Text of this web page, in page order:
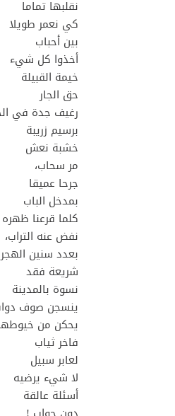
نقلبها تماما
كي نعمر طويلا
بين أحباب
أخذوا كل شيء
خيمة القبيلة
حق الجار
رغيف جدة في
برسيم زريبة
خشبة نعش
مر سحاب،
جرحا عميقا
بمدخل الباب
كلما قرعنا ظهره
نفض عنه التراب،
بعدد سنين الهجر
شريعة فقد
نسوة بالمدينة
ينسجن صوف
يحكن من
فاخر ثياب
لعابر سبيل
لا شيء يرضيه
أسئلة عالقة